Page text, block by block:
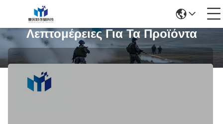
Λεπτομέρειες Για Τα Προϊόντα